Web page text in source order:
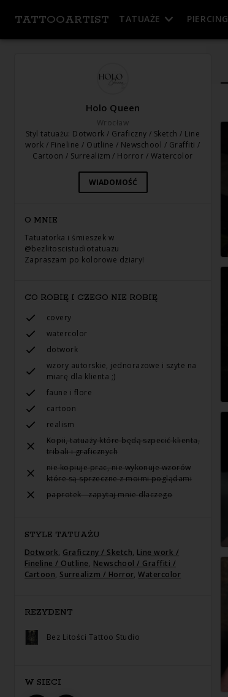
TATTOOARTIST TATUAŻE PIERCING
Holo Queen
Wrocław
Styl tatuażu: Dotwork / Graficzny / Sketch / Line
work / Fineline / Outline / Newschool / Graffiti /
Cartoon / Surrealizm / Horror / Watercolor
WIADOMOŚĆ
O MNIE
Tatuatorka i śmieszek w
@bezlitoscistudiotatuazu
Zapraszam po kolorowe dziary!
CO ROBIĘ I CZEGO NIE ROBIĘ
covery
watercolor
dotwork
wzory autorskie, jednorazowe i szyte na
miarę dla klienta ;)
faune i flore
cartoon
realism
Kopii, tatuaży które będą szpecić klienta,
tribali i graficznych
nie kopiuje prac, nie wykonuje wzorów
które są sprzeczne z moimi poglądami
paprotek - zapytaj mnie dlaczego
STYLE TATUAŻU
Dotwork, Graficzny / Sketch, Line work /
Fineline / Outline, Newschool / Graffiti /
Cartoon, Surrealizm / Horror,Watercolor
REZYDENT
Bez Litości Tattoo Studio
W SIECI